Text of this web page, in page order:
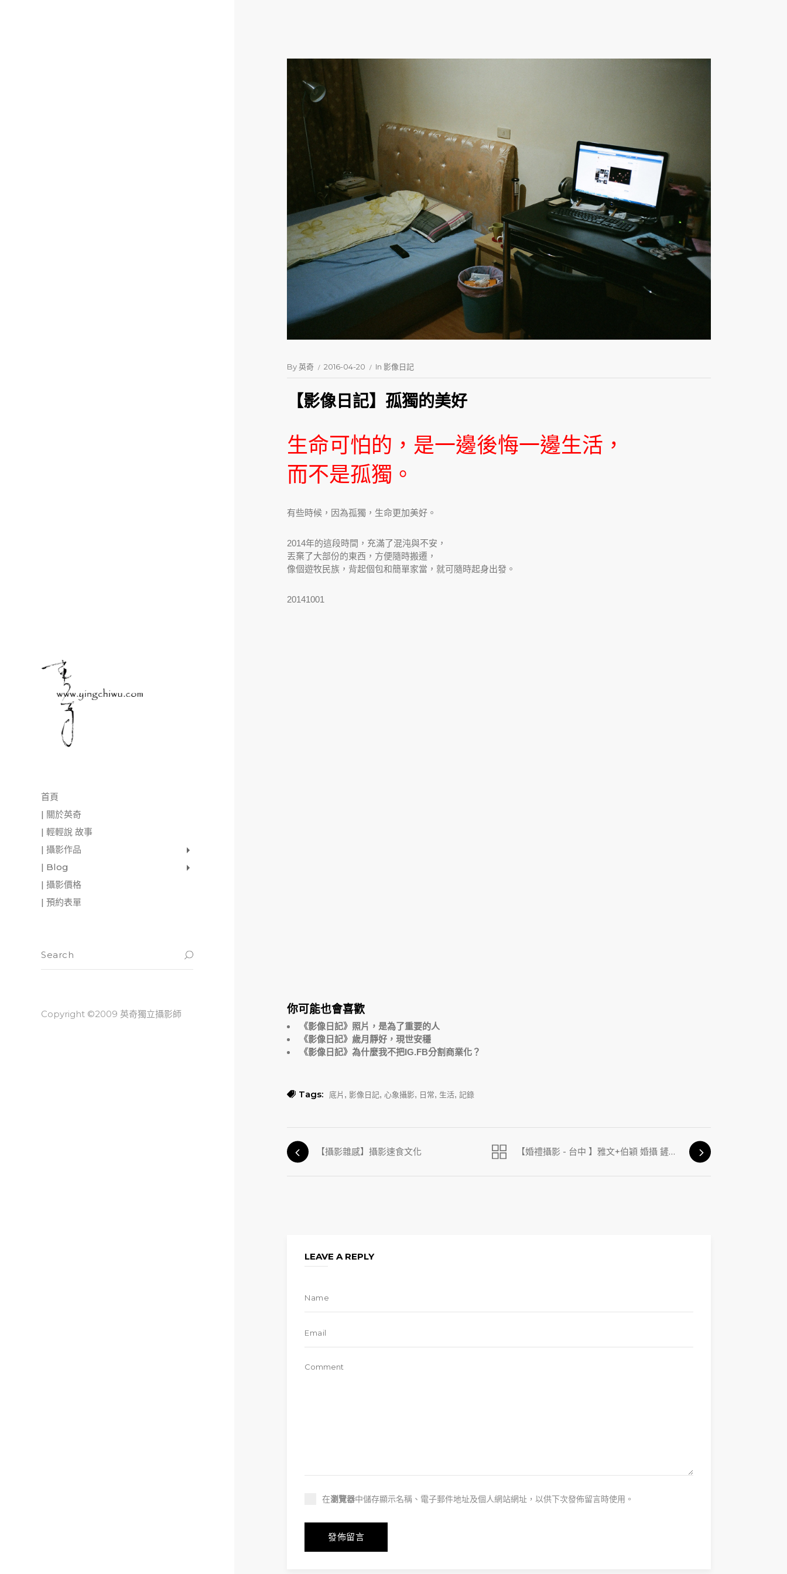
首頁
| 關於英奇
| 輕輕說 故事
| 攝影作品
| Blog
| 攝影價格
| 預約表單
Copyright ©2009 英奇獨立攝影師
By英奇 2016-04-20 In 影像日記
【影像日記】孤獨的美好
生命可怕的，是一邊後悔一邊生活，
而不是孤獨。
有些時候，因為孤獨，生命更加美好。
2014年的這段時間，充滿了混沌與不安，
丟棄了大部份的東西，方便隨時搬遷，
像個遊牧民族，背起個包和簡單家當，就可隨時起身出發。
20141001
你可能也會喜歡
《影像日記》照片，是為了重要的人
《影像日記》歲月靜好，現世安穩
《影像日記》為什麼我不把IG.FB分割商業化？
Tags: 底片 , 影像日記, 心象攝影, 日常, 生活, 記錄
【攝影雜感】攝影速食文化 【婚禮攝影 - 台中 】雅文+伯穎 婚攝 鏟子義大利餐廳 底片風格
LEAVE A REPLY
在瀏覽器中儲存顯示名稱、電子郵件地址及個人網站網址，以供下次發佈留言時使用。